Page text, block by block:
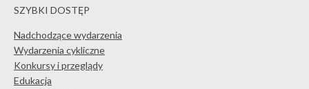
SZYBKI DOSTĘP
Nadchodzące wydarzenia
Wydarzenia cykliczne
Konkursy i przeglądy
Edukacja